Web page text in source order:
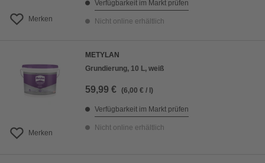
Merken
Verfügbarkeit im Markt prüfen
Nicht online erhältlich
Merken
METYLAN
Grundierung, 10 L, weiß
59,99 € (6,00 € / l)
Verfügbarkeit im Markt prüfen
Nicht online erhältlich